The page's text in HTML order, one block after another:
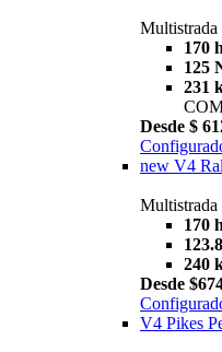
Multistrada
170
125
231
Desde $
new V4
170
240
Desde
V4 Pikes